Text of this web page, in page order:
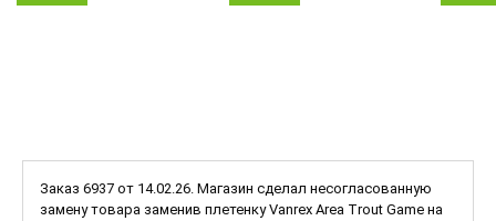
Заказ 6937 от 14.02.26. Магазин сделал несогласованную
замену товара заменив плетенку Vanrex Area Trout Game на